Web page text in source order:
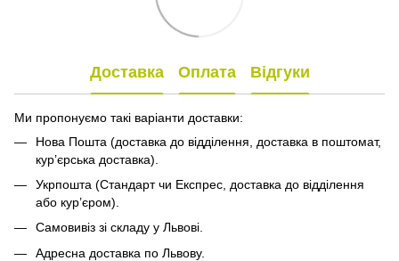
Доставка Оплата Відгуки
Ми пропонуємо такі варіанти доставки:
Нова Пошта (доставка до відділення, доставка в поштомат,
кур’єрська доставка).
Укрпошта (Стандарт чи Експрес, доставка до відділення
або кур’єром).
Самовивіз зі складу у Львові.
Адресна доставка по Львову.